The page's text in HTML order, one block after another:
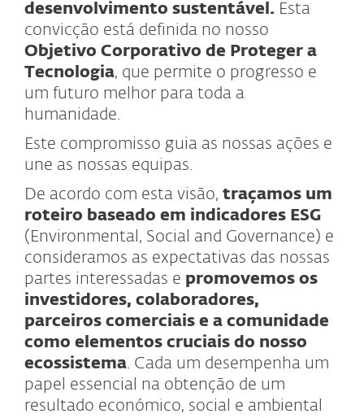
desenvolvimento sustentável. Esta
convicção está definida no nosso
Objetivo Corporativo de Proteger a
Tecnologia, que permite o progresso e
um futuro melhor para toda a
humanidade.
Este compromisso guia as nossas ações e
une as nossas equipas.
De acordo com esta visão, traçamos um
roteiro baseado em indicadores ESG
(Environmental, Social and Governance) e
consideramos as expectativas das nossas
partes interessadas e promovemos os
investidores, colaboradores,
parceiros comerciais e a comunidade
como elementos cruciais do nosso
ecossistema. Cada um desempenha um
papel essencial na obtenção de um
resultado económico, social e ambiental